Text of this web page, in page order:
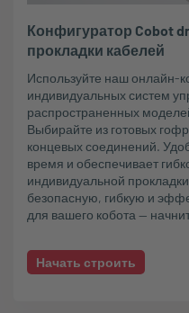
Конфигуратор Cobot
прокладки кабелей
Используйте наш онлайн-
индивидуальных систем
распространенных
Выбирайте из готовых
концевых соединений.
время и обеспечивает
индивидуальной
безопасную, гибкую и
для вашего кобота —
Начать строить